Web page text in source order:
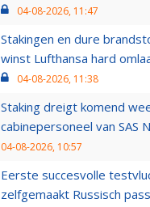
04-08-2026, 11:47
Stakingen en dure
winst Lufthansa hard
04-08-2026, 11:38
Staking dreigt komend
cabinepersoneel van SAS
04-08-2026, 10:57
Eerste succesvolle
zelfgemaakt Russisch